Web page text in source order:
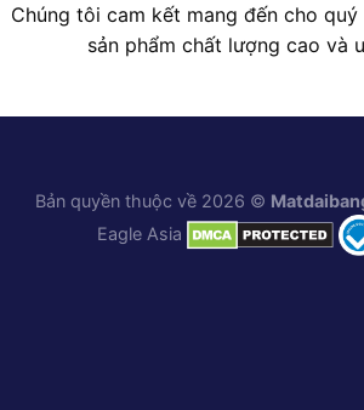
Chúng tôi cam kết mang đến cho quý
sản phẩm chất lượng cao và
Bản quyền thuộc về 2026 ©
Eagle Asia